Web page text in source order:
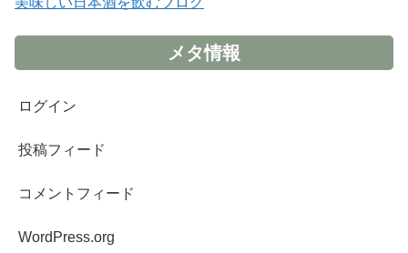
メタ情報
ログイン
投稿フィード
コメントフィード
WordPress.org